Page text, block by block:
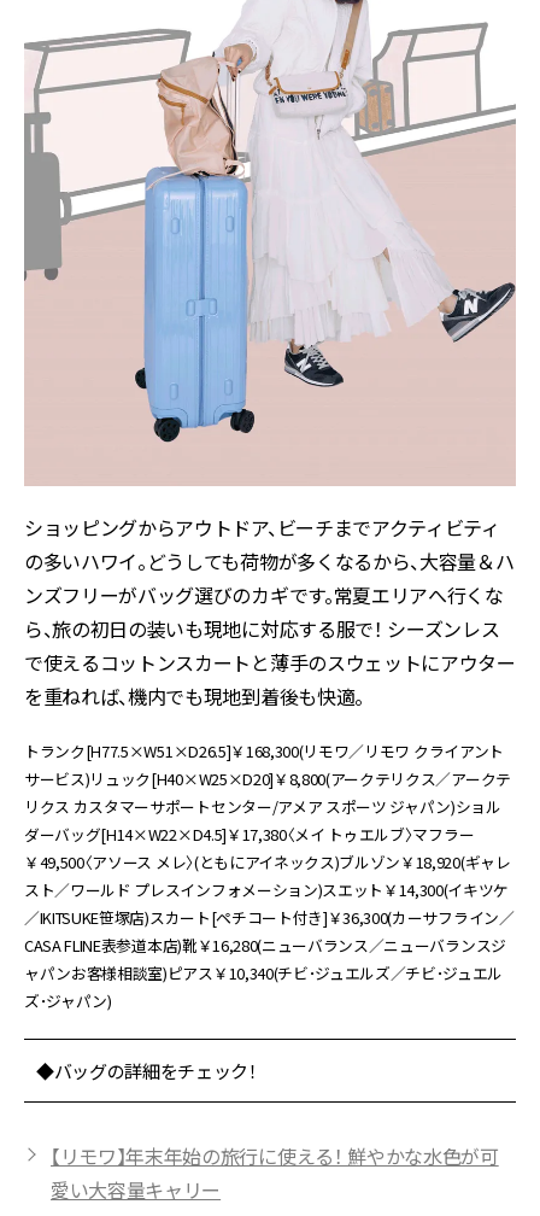
ショッピングからアウトドア、ビーチまでアクティビティ
の多いハワイ。どうしても荷物が多くなるから、大容量＆ハ
ンズフリーがバッグ選びのカギです。常夏エリアへ行くな
ら、旅の初日の装いも現地に対応する服で！ シーズンレス
で使えるコットンスカートと薄手のスウェットにアウター
を重ねれば、機内でも現地到着後も快適。
トランク[H77.5×W51×D26.5]￥168,300(リモワ／リモワ クライアント
サービス)リュック[H40×W25×D20]￥8,800(アークテリクス／アークテ
リクス カスタマーサポートセンター/アメア スポーツ ジャパン)ショル
ダーバッグ[H14×W22×D4.5]￥17,380〈メイ トゥエルブ〉マフラー
￥49,500〈アソース メレ〉(ともにアイネックス)ブルゾン￥18,920(ギャレ
スト／ワールド プレスインフォメーション)スエット￥14,300(イキツケ
／IKITSUKE笹塚店)スカート[ペチコート付き]￥36,300(カーサフライン／
CASA FLINE表参道本店)靴￥16,280(ニューバランス／ニューバランスジ
ャパンお客様相談室)ピアス￥10,340(チビ･ジュエルズ／チビ･ジュエル
ズ･ジャパン)
◆バッグの詳細をチェック！
【リモワ】年末年始の旅行に使える！ 鮮やかな水色が可
愛い大容量キャリー